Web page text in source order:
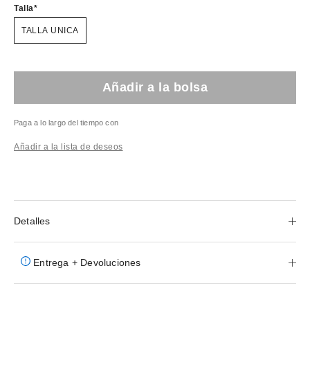
Talla
TALLA UNICA
Añadir a la bolsa
Paga a lo largo del tiempo con
Añadir a la lista de deseos
Detalles
Entrega + Devoluciones